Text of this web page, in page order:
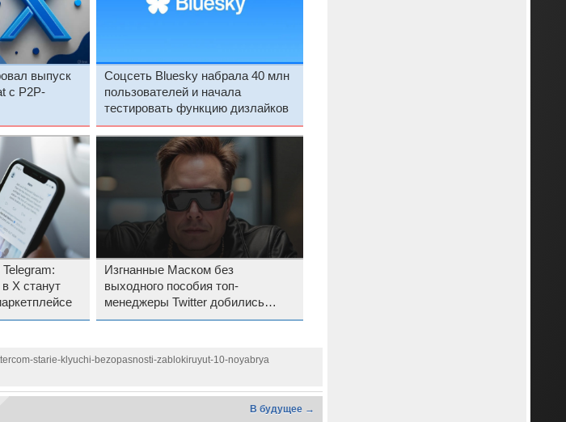
выпуск
с P2P-
Соцсеть Bluesky набрала 40 млн
пользователей и начала
тестировать функцию дизлайков
X станут
Изгнанные Маском без
выходного пособия топ-
менеджеры Twitter добились
«справедливости» через суд
starie-klyuchi-bezopasnosti-zablokiruyut-10-noyabrya
В будущее →